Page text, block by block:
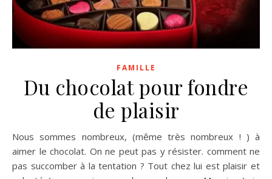
FAMILLE
Du chocolat pour fondre
de plaisir
Nous sommes nombreux, (même très nombreux ! ) à
aimer le chocolat. On ne peut pas y résister. comment ne
pas succomber à la tentation ? Tout chez lui est plaisir et